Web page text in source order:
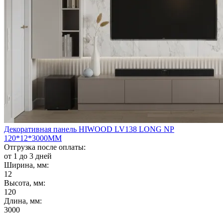
Декоративная панель HIWOOD LV138 LONG NP
120*12*3000ММ
Отгрузка после оплаты:
от 1 до 3 дней
Ширина, мм:
12
Высота, мм:
120
Длина, мм:
3000